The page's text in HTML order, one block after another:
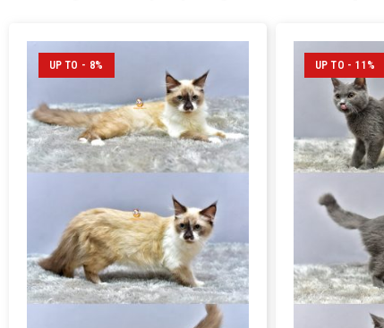
UP TO - 8% UP TO - 11%